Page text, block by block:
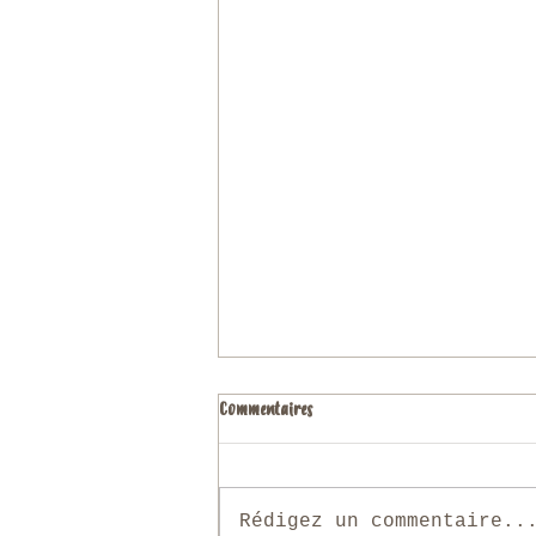
Commentaires
Rédigez un